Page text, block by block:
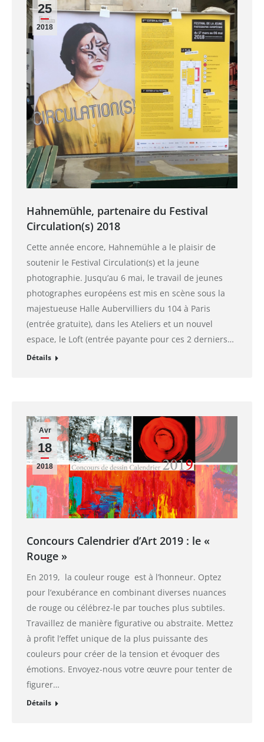
25
2018
Hahnemühle, partenaire du Festival
Circulation(s) 2018
Cette année encore, Hahnemühle a le plaisir de
soutenir le Festival Circulation(s) et la jeune
photographie. Jusqu’au 6 mai, le travail de jeunes
photographes européens est mis en scène sous la
majestueuse Halle Aubervilliers du 104 à Paris
(entrée gratuite), dans les Ateliers et un nouvel
espace, le Loft (entrée payante pour ces 2 derniers…
Détails
Avr
18
2018
Concours Calendrier d’Art 2019 : le «
Rouge »
En 2019, la couleur rouge est à l’honneur. Optez
pour l’exubérance en combinant diverses nuances
de rouge ou célébrez-le par touches plus subtiles.
Travaillez de manière figurative ou abstraite. Mettez
à profit l’effet unique de la plus puissante des
couleurs pour créer de la tension et évoquer des
émotions. Envoyez-nous votre œuvre pour tenter de
figurer…
Détails